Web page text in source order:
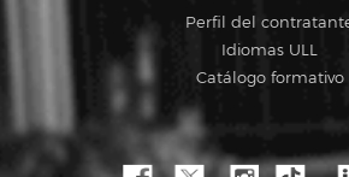
Perfil del
Idiomas ULL
Catálogo formativo